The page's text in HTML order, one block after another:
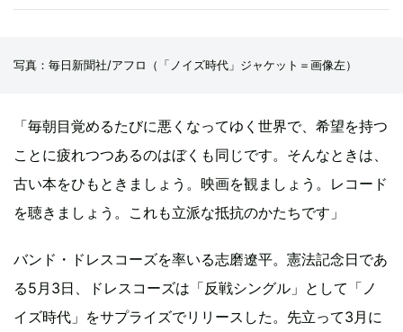
写真：毎日新聞社/アフロ（「ノイズ時代」ジャケット＝画像左）
「毎朝目覚めるたびに悪くなってゆく世界で、希望を持つ
ことに疲れつつあるのはぼくも同じです。そんなときは、
古い本をひもときましょう。映画を観ましょう。レコード
を聴きましょう。これも立派な抵抗のかたちです」
バンド・ドレスコーズを率いる志磨遼平。憲法記念日であ
る5月3日、ドレスコーズは「反戦シングル」として「ノ
イズ時代」をサプライズでリリースした。先立って3月に